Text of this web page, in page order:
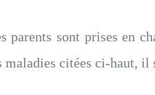
parents sont prises en
maladies citées ci-